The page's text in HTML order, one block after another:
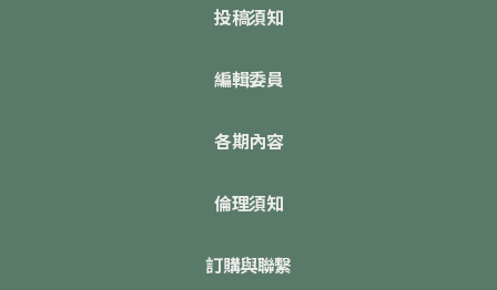
投稿須知
編輯委員
各期內容
倫理須知
訂購與聯繫